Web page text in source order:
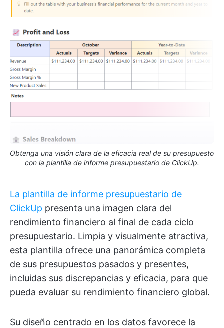
Obtenga una visión clara de la eficacia real de su presupuesto
con la plantilla de informe presupuestario de ClickUp.
La plantilla de informe presupuestario de
ClickUp presenta una imagen clara del
rendimiento financiero al final de cada ciclo
presupuestario. Limpia y visualmente atractiva,
esta plantilla ofrece una panorámica completa
de sus presupuestos pasados y presentes,
incluidas sus discrepancias y eficacia, para que
pueda evaluar su rendimiento financiero global.
Su diseño centrado en los datos favorece la